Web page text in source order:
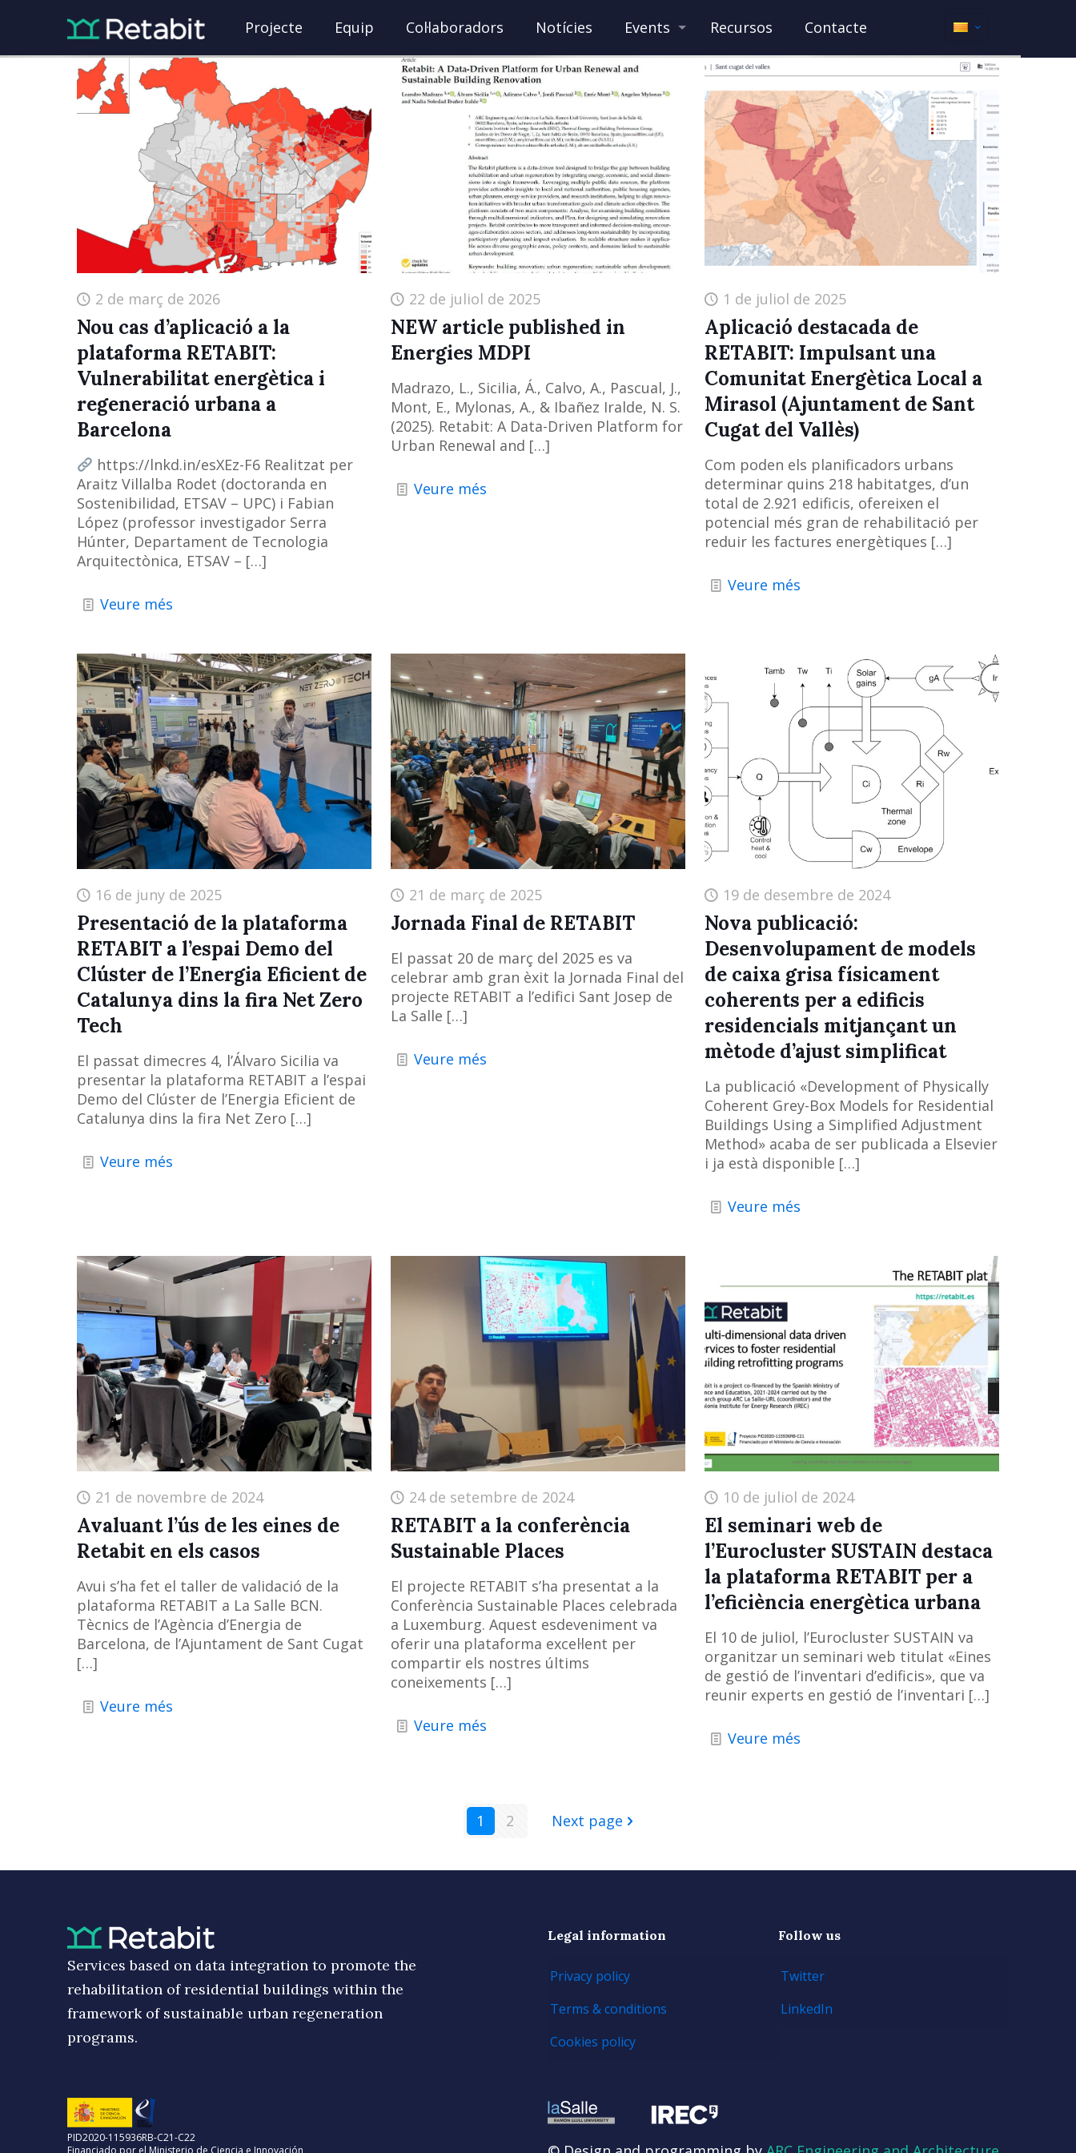
Projecte Equip Col·laboradors Notícies Events Recursos Contacte
2 de març de 2026
Nou cas d’aplicació a la
plataforma RETABIT:
Vulnerabilitat energètica i
regeneració urbana a
Barcelona
https://lnkd.in/esXEz-F6 Realitzat per
Araitz Villalba Rodet (doctoranda en
Sostenibilidad, ETSAV – UPC) i Fabian
López (professor investigador Serra
Húnter, Departament de Tecnologia
Arquitectònica, ETSAV – […]
Veure més
22 de juliol de 2025
NEW article published in
Energies MDPI
Madrazo, L., Sicilia, Á., Calvo, A., Pascual, J.,
Mont, E., Mylonas, A., & Ibañez Iralde, N. S.
(2025). Retabit: A Data-Driven Platform for
Urban Renewal and […]
Veure més
1 de juliol de 2025
Aplicació destacada de
RETABIT: Impulsant una
Comunitat Energètica Local a
Mirasol (Ajuntament de Sant
Cugat del Vallès)
Com poden els planificadors urbans
determinar quins 218 habitatges, d’un
total de 2.921 edificis, ofereixen el
potencial més gran de rehabilitació per
reduir les factures energètiques […]
Veure més
16 de juny de 2025
Presentació de la plataforma
RETABIT a l’espai Demo del
Clúster de l’Energia Eficient de
Catalunya dins la fira Net Zero
Tech
El passat dimecres 4, l’Álvaro Sicilia va
presentar la plataforma RETABIT a l’espai
Demo del Clúster de l’Energia Eficient de
Catalunya dins la fira Net Zero […]
Veure més
21 de març de 2025
Jornada Final de RETABIT
El passat 20 de març del 2025 es va
celebrar amb gran èxit la Jornada Final del
projecte RETABIT a l’edifici Sant Josep de
La Salle […]
Veure més
19 de desembre de 2024
Nova publicació:
Desenvolupament de models
de caixa grisa físicament
coherents per a edificis
residencials mitjançant un
mètode d’ajust simplificat
La publicació «Development of Physically
Coherent Grey-Box Models for Residential
Buildings Using a Simplified Adjustment
Method» acaba de ser publicada a Elsevier
i ja està disponible […]
Veure més
21 de novembre de 2024
Avaluant l’ús de les eines de
Retabit en els casos
Avui s’ha fet el taller de validació de la
plataforma RETABIT a La Salle BCN.
Tècnics de l’Agència d’Energia de
Barcelona, ​​de l’Ajuntament de Sant Cugat
[…]
Veure més
24 de setembre de 2024
RETABIT a la conferència
Sustainable Places
El projecte RETABIT s’ha presentat a la
Conferència Sustainable Places celebrada
a Luxemburg. Aquest esdeveniment va
oferir una plataforma excel·lent per
compartir els nostres últims
coneixements […]
Veure més
10 de juliol de 2024
El seminari web de
l’Eurocluster SUSTAIN destaca
la plataforma RETABIT per a
l’eficiència energètica urbana
El 10 de juliol, l’Eurocluster SUSTAIN va
organitzar un seminari web titulat «Eines
de gestió de l’inventari d’edificis», que va
reunir experts en gestió de l’inventari […]
Veure més
1 2 Next page
Services based on data integration to promote the
rehabilitation of residential buildings within the
framework of sustainable urban regeneration
programs.
PID2020-115936RB-C21-C22
Financiado por el Ministerio de Ciencia e Innovación
Legal information
Privacy policy
Terms & conditions
Cookies policy
Follow us
Twitter
LinkedIn